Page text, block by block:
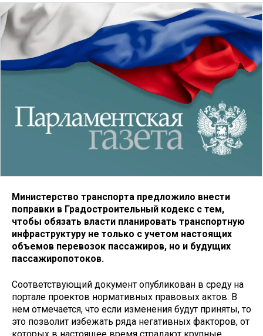
Министерство транспорта предложило внести
поправки в Градостроительный кодекс с тем,
чтобы обязать власти планировать транспортную
инфраструктуру не только с учетом настоящих
объемов перевозок пассажиров, но и будущих
пассажиропотоков.
Соответствующий документ опубликован в среду на
портале проектов нормативных правовых актов. В
нем отмечается, что если изменения будут приняты, то
это позволит избежать ряда негативных факторов, от